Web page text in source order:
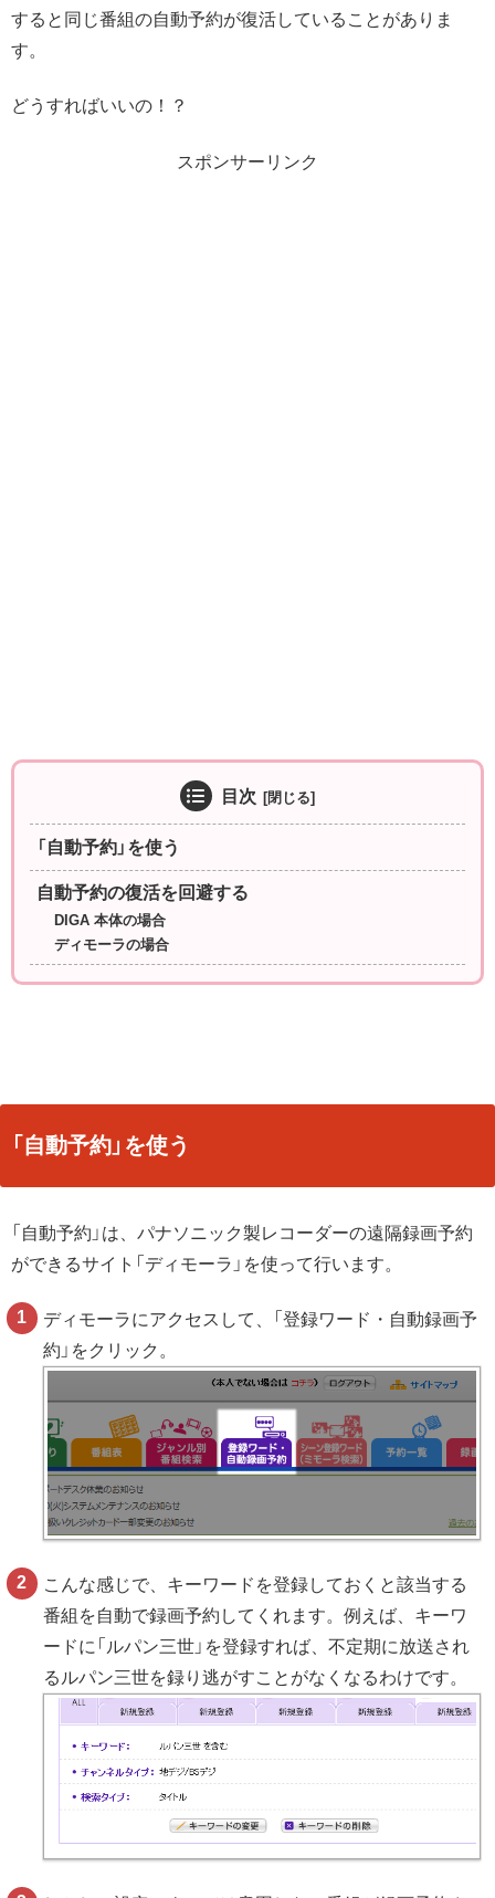
すると同じ番組の自動予約が復活していることがありま
す。
どうすればいいの！？
スポンサーリンク
目次
「自動予約」を使う
自動予約の復活を回避する
DIGA 本体の場合
ディモーラの場合
「自動予約」を使う
「自動予約」は、パナソニック製レコーダーの遠隔録画予約
ができるサイト「ディモーラ」を使って行います。
ディモーラにアクセスして、「登録ワード・自動録画予
約」をクリック。
こんな感じで、キーワードを登録しておくと該当する
番組を自動で録画予約してくれます。例えば、キーワ
ードに「ルパン三世」を登録すれば、不定期に放送され
るルパン三世を録り逃がすことがなくなるわけです。